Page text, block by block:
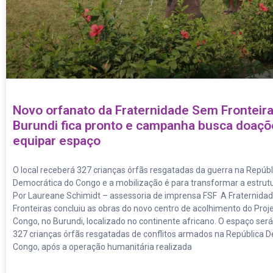
Novo orfanato da Fraternidade Sem
Burundi fica pronto e campanha busca
equipar espaço
O local receberá 327 crianças órfãs resgatadas da guerra na
Democrática do Congo e a mobilização é para transformar a
Por Laureane Schimidt – assessoria de imprensa FSF A
Fronteiras concluiu as obras do novo centro de acolhimento do
Congo, no Burundi, localizado no continente africano. O espaço
327 crianças órfãs resgatadas de conflitos armados na República
Congo, após a operação humanitária realizada